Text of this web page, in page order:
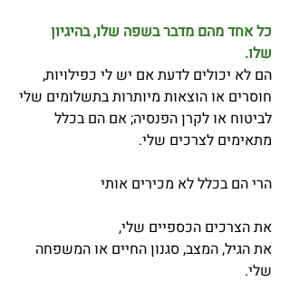
כל אחד מהם מדבר בשפה שלו, בהיגיון
שלו.
הם לא יכולים לדעת אם יש לי כפילויות,
חוסרים או הוצאות מיותרות בתשלומים שלי
לביטוח או לקרן הפנסיה; אם הם בכלל
מתאימים לצרכים שלי.
הרי הם בכלל לא מכירים אותי
את הצרכים הכספיים שלי,
את הגיל, המצב, סגנון החיים או המשפחה
שלי.